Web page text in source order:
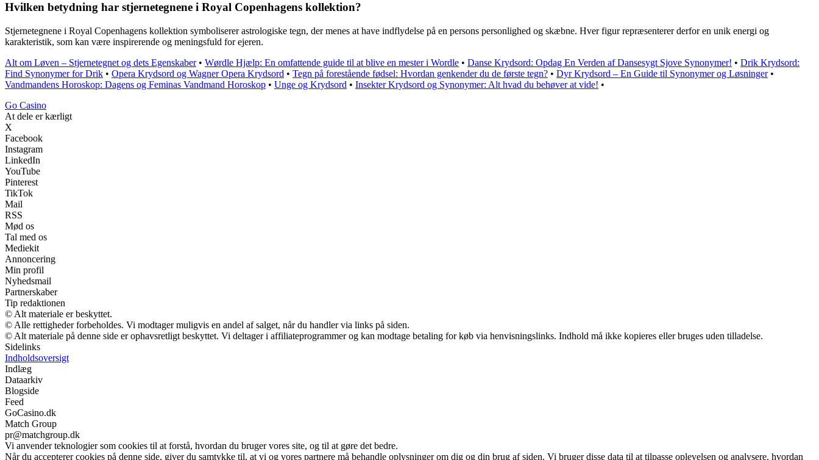
Hvilken betydning har stjernetegnene i Royal Copenhagens kollektion?
Stjernetegnene i Royal Copenhagens kollektion symboliserer astrologiske tegn, der menes at have indflydelse på en persons personlighed og skæbne. Hver figur repræsenterer derfor en unik energi og
karakteristik, som kan være inspirerende og meningsfuld for ejeren.
Alt om Løven – Stjernetegnet og dets Egenskaber• Wørdle Hjælp: En omfattende guide til at blive en mester i Wordle • Danse Krydsord: Opdag En Verden af Dansesygt Sjove Synonymer! • Drik Krydsord:
Find Synonymer for Drik • Opera Krydsord og Wagner Opera Krydsord • Tegn på forestående fødsel: Hvordan genkender du de første tegn? • Dyr Krydsord – En Guide til Synonymer og Løsninger•
Vandmandens Horoskop: Dagens og Feminas Vandmand Horoskop • Unge og Krydsord • Insekter Krydsord og Synonymer: Alt hvad du behøver at vide! •
Go Casino
At dele er kærligt
X
Facebook
Instagram
LinkedIn
YouTube
Pinterest
TikTok
Mail
RSS
Mød os
Tal med os
Mediekit
Annoncering
Min profil
Nyhedsmail
Partnerskaber
Tip redaktionen
© Alt materiale er beskyttet.
© Alle rettigheder forbeholdes. Vi modtager muligvis en andel af salget, når du handler via links på siden.
© Alt materiale på denne side er ophavsretligt beskyttet. Vi deltager i affiliateprogrammer og kan modtage betaling for køb via henvisningslinks. Indhold må ikke kopieres eller bruges uden tilladelse.
Sidelinks
Indholdsoversigt
Indlæg
Dataarkiv
Blogside
Feed
GoCasino.dk
Match Group
pr@matchgroup.dk
Vi anvender teknologier som cookies til at forstå, hvordan du bruger vores site, og til at gøre det bedre.
Når du accepterer cookies på denne side, giver du samtykke til, at vi og vores partnere må behandle oplysninger om dig og din brug af siden. Vi bruger disse data til at tilpasse oplevelsen og analysere, hvordan